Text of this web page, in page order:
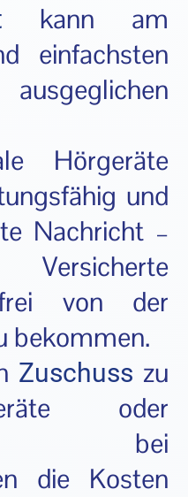
kann am
einfachsten
Hörgeräte
und
Nachricht –
von der
bekommen.
Zuschuss zu
oder
bei
die Kosten